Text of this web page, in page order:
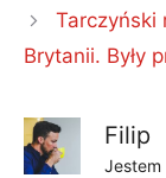
Tarczyński
Brytanii. Były
Filip
Jestem